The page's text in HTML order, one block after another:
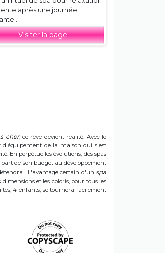
après une journée
Visiter la page
cher, ce rêve devient réalité. Avec le
d'équipement de la maison qui s'est
En perpétuelles évolutions, des spas
de son budget au développement
! L'avantage certain d'un spa
et les coloris, pour tous les
4 enfants, se tournera facilement